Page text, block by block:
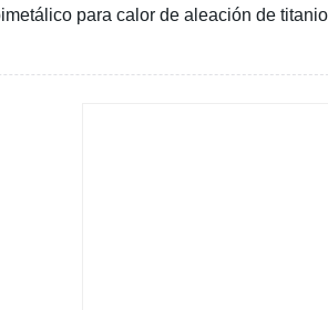
para calor de aleación de